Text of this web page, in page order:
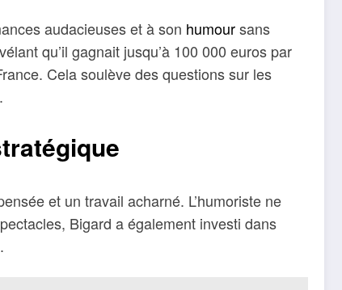
audacieuses et à son humoursans
qu’il gagnait jusqu’à 100 000 euros par
Cela soulève des questions sur les
et un travail acharné. L’humoriste ne
Bigard a également investi dans